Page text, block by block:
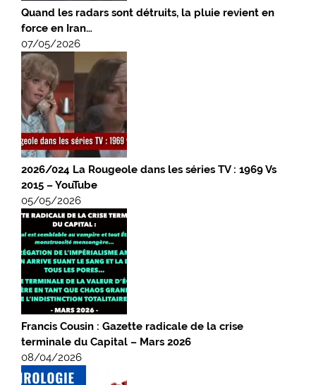
Quand les radars sont détruits, la pluie revient en
force en Iran…
07/05/2026
2026/024 La Rougeole dans les séries TV : 1969 Vs
2015 – YouTube
05/05/2026
Francis Cousin : Gazette radicale de la crise
terminale du Capital – Mars 2026
08/04/2026